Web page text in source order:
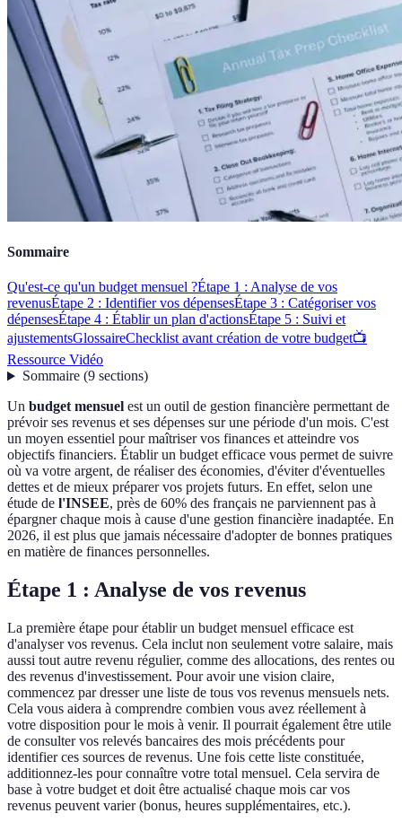
Sommaire
Qu'est-ce qu'un budget mensuel ?Étape 1 : Analyse de vos
revenusÉtape 2 : Identifier vos dépensesÉtape 3 : Catégoriser vos
dépensesÉtape 4 : Établir un plan d'actionsÉtape 5 : Suivi et
ajustementsGlossaireChecklist avant création de votre budget📺
Ressource Vidéo
Sommaire(9 sections)
Un budget mensuel est un outil de gestion financière permettant de
prévoir ses revenus et ses dépenses sur une période d'un mois. C'est
un moyen essentiel pour maîtriser vos finances et atteindre vos
objectifs financiers. Établir un budget efficace vous permet de suivre
où va votre argent, de réaliser des économies, d'éviter d'éventuelles
dettes et de mieux préparer vos projets futurs. En effet, selon une
étude de l'INSEE, près de 60% des français ne parviennent pas à
épargner chaque mois à cause d'une gestion financière inadaptée. En
2026, il est plus que jamais nécessaire d'adopter de bonnes pratiques
en matière de finances personnelles.
Étape 1 : Analyse de vos revenus
La première étape pour établir un budget mensuel efficace est
d'analyser vos revenus. Cela inclut non seulement votre salaire, mais
aussi tout autre revenu régulier, comme des allocations, des rentes ou
des revenus d'investissement. Pour avoir une vision claire,
commencez par dresser une liste de tous vos revenus mensuels nets.
Cela vous aidera à comprendre combien vous avez réellement à
votre disposition pour le mois à venir. Il pourrait également être utile
de consulter vos relevés bancaires des mois précédents pour
identifier ces sources de revenus. Une fois cette liste constituée,
additionnez-les pour connaître votre total mensuel. Cela servira de
base à votre budget et doit être actualisé chaque mois car vos
revenus peuvent varier (bonus, heures supplémentaires, etc.).